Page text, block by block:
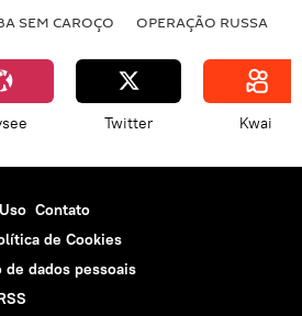
SEM CAROÇO OPERAÇÃO RUSSA
Twitter Kwai
Contato
de Cookies
dados pessoais